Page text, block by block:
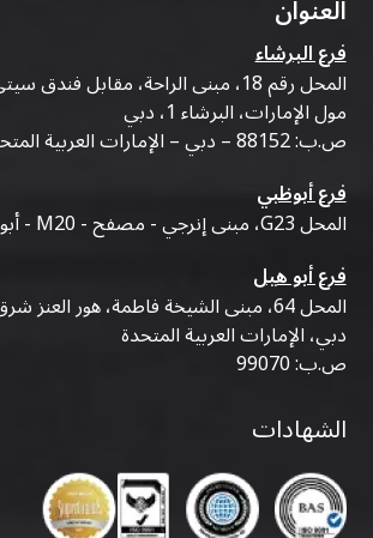
العنوان
فرع البرشاء
المحل رقم 18، مبنى الراحة، مقابل
مول الإمارات، البرشاء 1، دبي
ص.ب: 88152 – دبي – الإمارات العربية المتحدة
فرع أبوظبي
المحل G23، مبنى إنرجي - مصفح - M20 - أبوظبي
فرع أبو هيل
المحل 64، مبنى الشيخة فاطمة، هور العنز
دبي، الإمارات العربية المتحدة
ص.ب: 99070
الشهادات